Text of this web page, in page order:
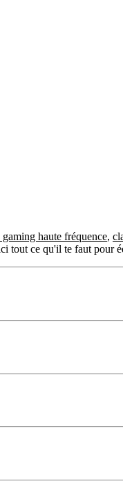
gaming haute fréquence,
tout ce qu'il te faut pour